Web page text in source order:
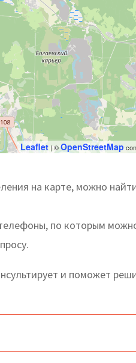
Leaflet | ©OpenStreetMap
на карте, можно
по которым
и поможет